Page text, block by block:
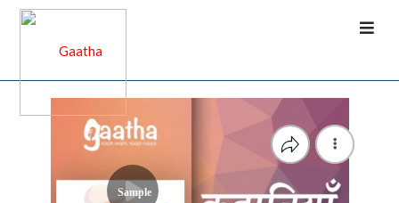
Sample